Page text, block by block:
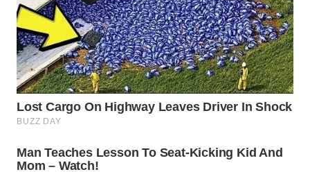
WN
SURABAYA
WN
NATUNA
WN